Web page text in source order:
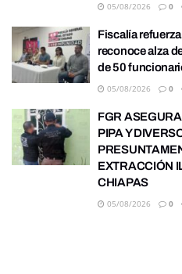
05/08/2026 0
Fiscalía
reconoce alza
de 50
05/08/2026 0
FGR
PIPA Y
EXTRACCIÓN
CHIAPAS
05/08/2026 0